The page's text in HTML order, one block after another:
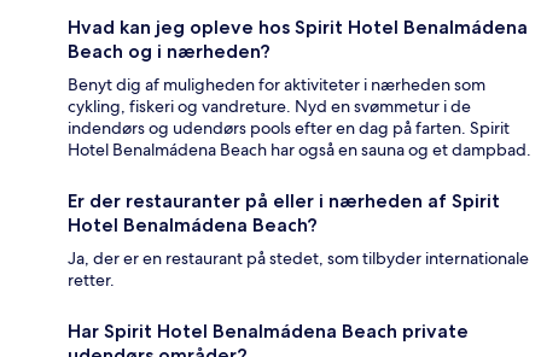
Hvad kan jeg opleve hos Spirit Hotel Benalmádena
Beach og i nærheden?
Benyt dig af muligheden for aktiviteter i nærheden som
cykling, fiskeri og vandreture. Nyd en svømmetur i de
indendørs og udendørs pools efter en dag på farten. Spirit
Hotel Benalmádena Beach har også en sauna og et dampbad.
Er der restauranter på eller i nærheden af Spirit
Hotel Benalmádena Beach?
Ja, der er en restaurant på stedet, som tilbyder internationale
retter.
Har Spirit Hotel Benalmádena Beach private